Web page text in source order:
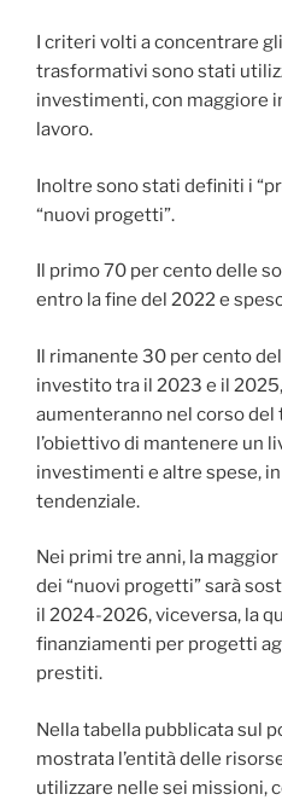
I criteri volti a concentrare
trasformativi sono stati
investimenti, con maggiore
lavoro.
Inoltre sono stati definiti i
“nuovi progetti”.
Il primo 70 per cento delle
entro la fine del 2022 e
Il rimanente 30 per cento
investito tra il 2023 e il
aumenteranno nel corso del
l’obiettivo di mantenere un
investimenti e altre spese,
tendenziale.
Nei primi tre anni, la
dei “nuovi progetti” sarà
il 2024-2026, viceversa, la
finanziamenti per progetti
prestiti.
Nella tabella pubblicata sul
mostrata l’entità delle
utilizzare nelle sei missioni,